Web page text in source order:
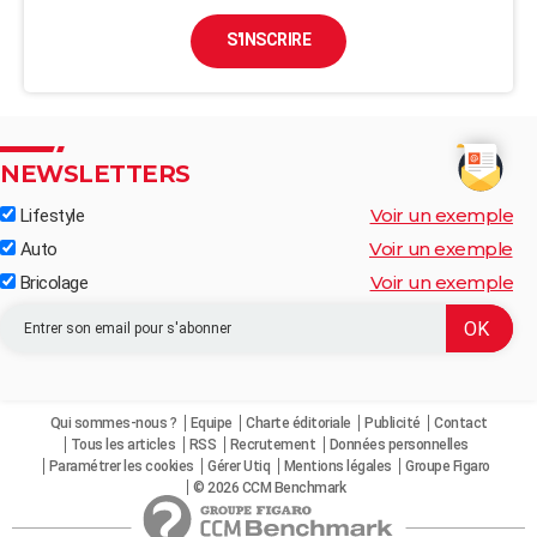
S'INSCRIRE
NEWSLETTERS
Lifestyle Voir un exemple
Auto Voir un exemple
Bricolage Voir un exemple
Qui sommes-nous ? Equipe Charte éditoriale Publicité
Contact
Tous les articles
RSS Recrutement
Données personnelles
Paramétrer les cookies
Gérer Utiq Mentions légales
Groupe Figaro
© 2026 CCM Benchmark